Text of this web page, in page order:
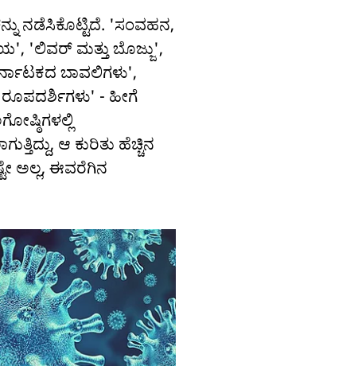
ನಡೆಸಿಕೊಟ್ಟಿದೆ. 'ಸಂವಹನ,
'ಲಿವರ್ ಮತ್ತು ಬೊಜ್ಜು',
ಬಾವಲಿಗಳು',
- ಹೀಗೆ
ಆ ಕುರಿತು ಹೆಚ್ಚಿನ
ಅಲ್ಲ, ಈವರೆಗಿನ